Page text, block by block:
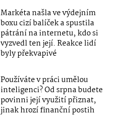
Markéta našla ve výdejním
boxu cizí balíček a spustila
pátrání na internetu, kdo si
vyzvedl ten její. Reakce lidí
byly překvapivé
Používáte v práci umělou
inteligenci? Od srpna budete
povinni její využití přiznat,
jinak hrozí finanční postih